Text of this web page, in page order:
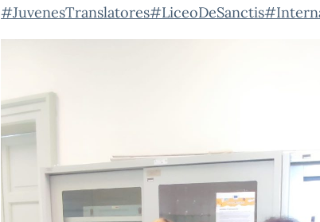
#JuvenesTranslatores#LiceoDeSanctis